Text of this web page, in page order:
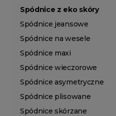
Spódnice z eko skóry
Spódnice jeansowe
Spódnice na wesele
Spódnice maxi
Spódnice wieczorowe
Spódnice asymetryczne
Spódnice plisowane
Spódnice skórzane